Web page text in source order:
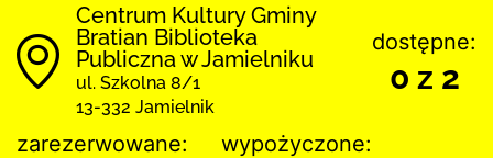
Centrum Kultury Gminy
Bratian Biblioteka
Publiczna w Jamielniku
ul. Szkolna 8/1
13-332 Jamielnik
dostępne:
0 z 2
zarezerwowane: wypożyczone: